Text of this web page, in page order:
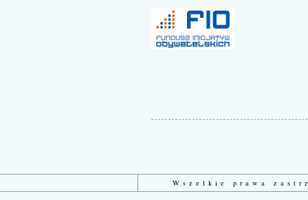
Wszelkie prawa